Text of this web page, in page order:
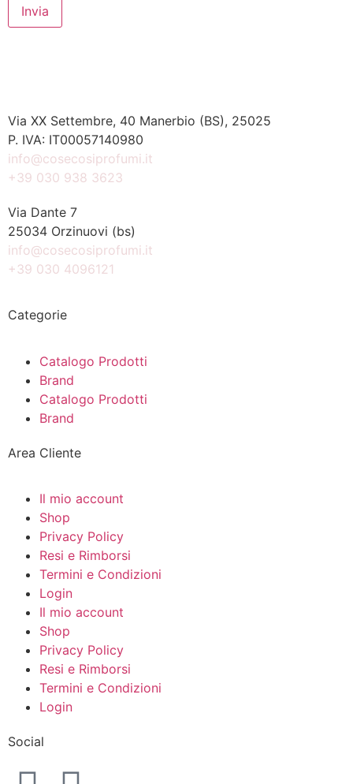
Via XX Settembre, 40 Manerbio (BS), 25025
P. IVA: IT00057140980
info@cosecosiprofumi.it
+39 030 938 3623
Via Dante 7
25034 Orzinuovi (bs)
info@cosecosiprofumi.it
+39 030 4096121
Categorie
Catalogo Prodotti
Brand
Catalogo Prodotti
Brand
Area Cliente
Il mio account
Shop
Privacy Policy
Resi e Rimborsi
Termini e Condizioni
Login
Il mio account
Shop
Privacy Policy
Resi e Rimborsi
Termini e Condizioni
Login
Social